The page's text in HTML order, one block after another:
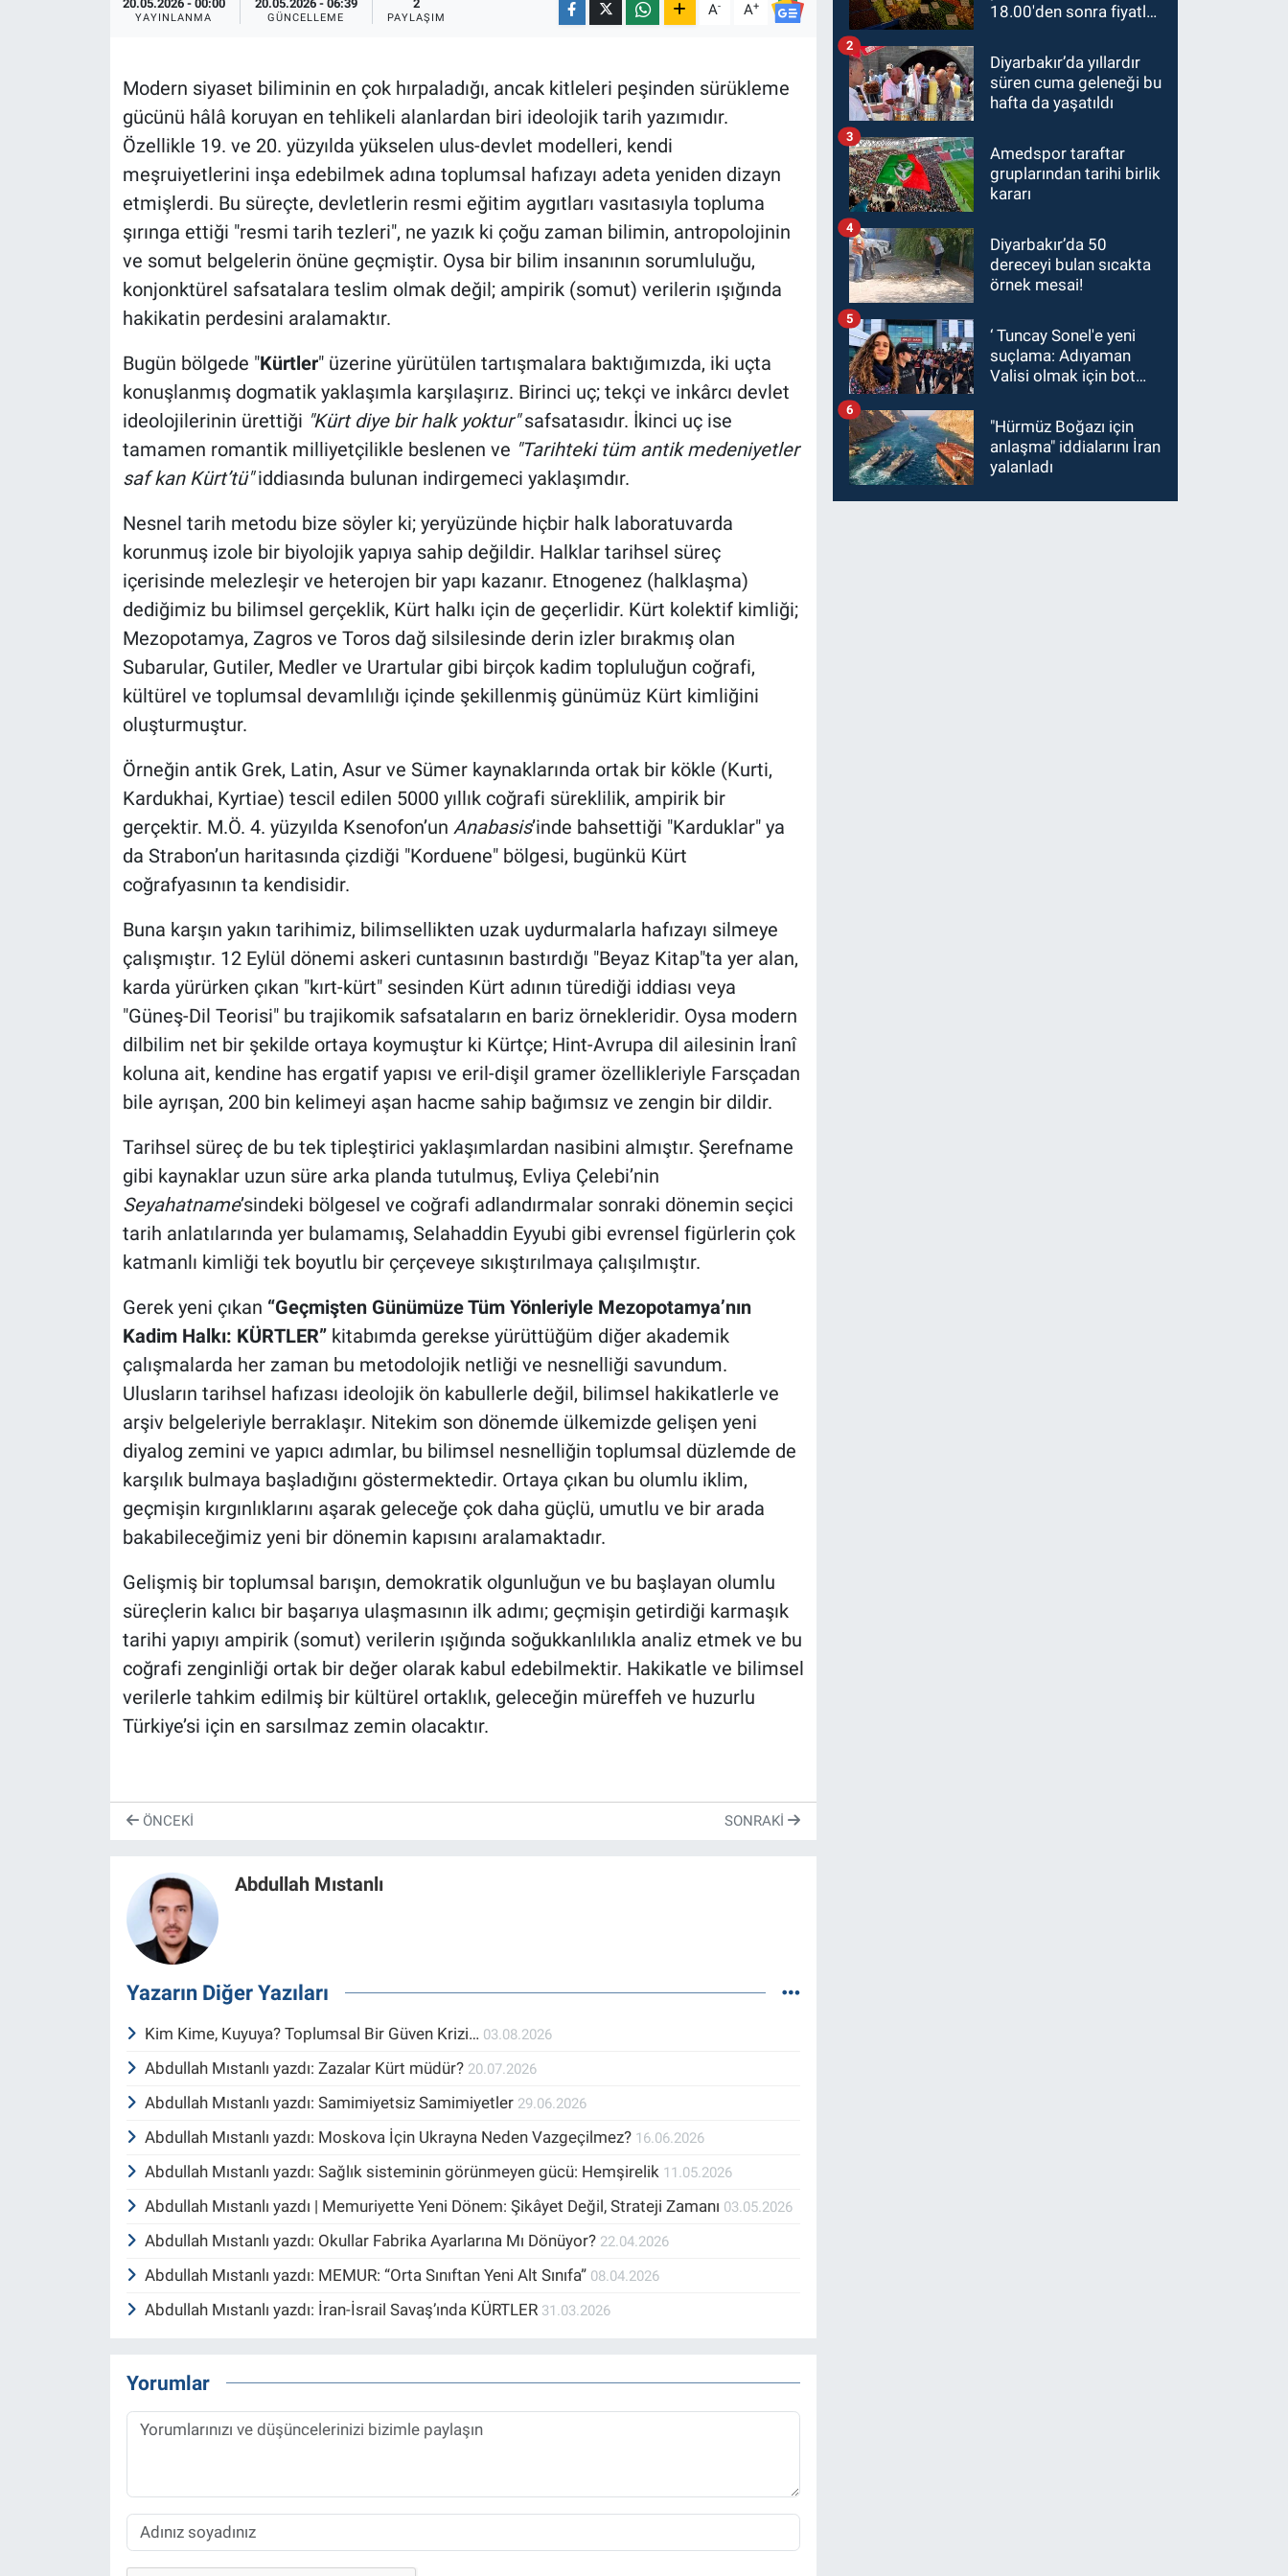
20.05.2026 - 00:00
YAYINLANMA
20.05.2026 - 06:39
GÜNCELLEME
2
PAYLAŞIM A- A+
Modern siyaset biliminin en çok hırpaladığı, ancak kitleleri peşinden sürükleme
gücünü hâlâ koruyan en tehlikeli alanlardan biri ideolojik tarih yazımıdır.
Özellikle 19. ve 20. yüzyılda yükselen ulus-devlet modelleri, kendi
meşruiyetlerini inşa edebilmek adına toplumsal hafızayı adeta yeniden dizayn
etmişlerdi. Bu süreçte, devletlerin resmi eğitim aygıtları vasıtasıyla topluma
şırınga ettiği "resmi tarih tezleri", ne yazık ki çoğu zaman bilimin, antropolojinin
ve somut belgelerin önüne geçmiştir. Oysa bir bilim insanının sorumluluğu,
konjonktürel safsatalara teslim olmak değil; ampirik (somut) verilerin ışığında
hakikatin perdesini aralamaktır.
Bugün bölgede "Kürtler" üzerine yürütülen tartışmalara baktığımızda, iki uçta
konuşlanmış dogmatik yaklaşımla karşılaşırız. Birinci uç; tekçi ve inkârcı devlet
ideolojilerinin ürettiği "Kürt diye bir halk yoktur"safsatasıdır. İkinci uç ise
tamamen romantik milliyetçilikle beslenen ve "Tarihteki tüm antik medeniyetler
saf kan Kürt’tü"iddiasında bulunan indirgemeci yaklaşımdır.
Nesnel tarih metodu bize söyler ki; yeryüzünde hiçbir halk laboratuvarda
korunmuş izole bir biyolojik yapıya sahip değildir. Halklar tarihsel süreç
içerisinde melezleşir ve heterojen bir yapı kazanır. Etnogenez (halklaşma)
dediğimiz bu bilimsel gerçeklik, Kürt halkı için de geçerlidir. Kürt kolektif kimliği;
Mezopotamya, Zagros ve Toros dağ silsilesinde derin izler bırakmış olan
Subarular, Gutiler, Medler ve Urartular gibi birçok kadim topluluğun coğrafi,
kültürel ve toplumsal devamlılığı içinde şekillenmiş günümüz Kürt kimliğini
oluşturmuştur.
Örneğin antik Grek, Latin, Asur ve Sümer kaynaklarında ortak bir kökle (Kurti,
Kardukhai, Kyrtiae) tescil edilen 5000 yıllık coğrafi süreklilik, ampirik bir
gerçektir. M.Ö. 4. yüzyılda Ksenofon’un Anabasis’inde bahsettiği "Karduklar" ya
da Strabon’un haritasında çizdiği "Korduene" bölgesi, bugünkü Kürt
coğrafyasının ta kendisidir.
Buna karşın yakın tarihimiz, bilimsellikten uzak uydurmalarla hafızayı silmeye
çalışmıştır. 12 Eylül dönemi askeri cuntasının bastırdığı "Beyaz Kitap"ta yer alan,
karda yürürken çıkan "kırt-kürt" sesinden Kürt adının türediği iddiası veya
"Güneş-Dil Teorisi" bu trajikomik safsataların en bariz örnekleridir. Oysa modern
dilbilim net bir şekilde ortaya koymuştur ki Kürtçe; Hint-Avrupa dil ailesinin İranî
koluna ait, kendine has ergatif yapısı ve eril-dişil gramer özellikleriyle Farsçadan
bile ayrışan, 200 bin kelimeyi aşan hacme sahip bağımsız ve zengin bir dildir.
Tarihsel süreç de bu tek tipleştirici yaklaşımlardan nasibini almıştır. Şerefname
gibi kaynaklar uzun süre arka planda tutulmuş, Evliya Çelebi’nin
Seyahatname’sindeki bölgesel ve coğrafi adlandırmalar sonraki dönemin seçici
tarih anlatılarında yer bulamamış, Selahaddin Eyyubi gibi evrensel figürlerin çok
katmanlı kimliği tek boyutlu bir çerçeveye sıkıştırılmaya çalışılmıştır.
Gerek yeni çıkan “Geçmişten Günümüze Tüm Yönleriyle Mezopotamya’nın
Kadim Halkı: KÜRTLER” kitabımda gerekse yürüttüğüm diğer akademik
çalışmalarda her zaman bu metodolojik netliği ve nesnelliği savundum.
Ulusların tarihsel hafızası ideolojik ön kabullerle değil, bilimsel hakikatlerle ve
arşiv belgeleriyle berraklaşır. Nitekim son dönemde ülkemizde gelişen yeni
diyalog zemini ve yapıcı adımlar, bu bilimsel nesnelliğin toplumsal düzlemde de
karşılık bulmaya başladığını göstermektedir. Ortaya çıkan bu olumlu iklim,
geçmişin kırgınlıklarını aşarak geleceğe çok daha güçlü, umutlu ve bir arada
bakabileceğimiz yeni bir dönemin kapısını aralamaktadır.
Gelişmiş bir toplumsal barışın, demokratik olgunluğun ve bu başlayan olumlu
süreçlerin kalıcı bir başarıya ulaşmasının ilk adımı; geçmişin getirdiği karmaşık
tarihi yapıyı ampirik (somut) verilerin ışığında soğukkanlılıkla analiz etmek ve bu
coğrafi zenginliği ortak bir değer olarak kabul edebilmektir. Hakikatle ve bilimsel
verilerle tahkim edilmiş bir kültürel ortaklık, geleceğin müreffeh ve huzurlu
Türkiye’si için en sarsılmaz zemin olacaktır.
ÖNCEKI SONRAKI
Abdullah Mıstanlı
Yazarın Diğer Yazıları
Kim Kime, Kuyuya? Toplumsal Bir Güven Krizi… 03.08.2026
Abdullah Mıstanlı yazdı: Zazalar Kürt müdür? 20.07.2026
Abdullah Mıstanlı yazdı: Samimiyetsiz Samimiyetler 29.06.2026
Abdullah Mıstanlı yazdı: Moskova İçin Ukrayna Neden Vazgeçilmez? 16.06.2026
Abdullah Mıstanlı yazdı: Sağlık sisteminin görünmeyen gücü: Hemşirelik 11.05.2026
Abdullah Mıstanlı yazdı | Memuriyette Yeni Dönem: Şikâyet Değil, Strateji Zamanı 03.05.2026
Abdullah Mıstanlı yazdı: Okullar Fabrika Ayarlarına Mı Dönüyor? 22.04.2026
Abdullah Mıstanlı yazdı: MEMUR: “Orta Sınıftan Yeni Alt Sınıfa” 08.04.2026
Abdullah Mıstanlı yazdı: İran-İsrail Savaş’ında KÜRTLER 31.03.2026
Yorumlar
18.00'den sonra fiyatlar
Diyarbakır’da yıllardır
süren cuma geleneği bu
hafta da yaşatıldı
2
Amedspor taraftar
gruplarından tarihi birlik
kararı
3
Diyarbakır’da 50
dereceyi bulan sıcakta
örnek mesai!
4
‘ Tuncay Sonel'e yeni
suçlama: Adıyaman
Valisi olmak için bot
5
"Hürmüz Boğazı için
anlaşma" iddialarını İran
yalanladı
6